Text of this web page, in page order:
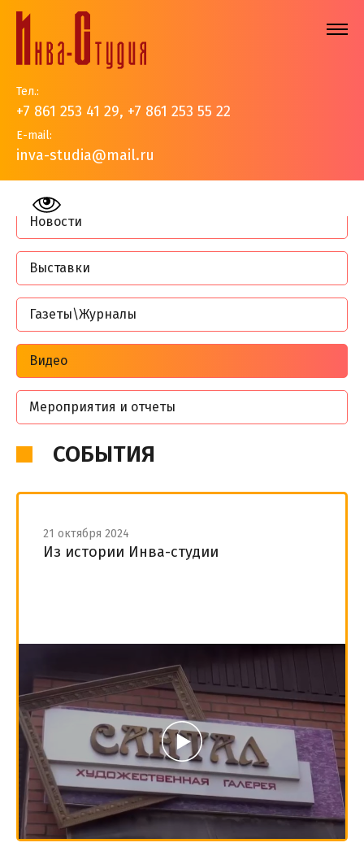
Тел.:
+7 861 253 41 29, +7 861 253 55 22
E-mail:
inva-studia@mail.ru
На главную > События
Новости
Выставки
Газеты\Журналы
Видео
Мероприятия и отчеты
СОБЫТИЯ
21 октября 2024
Из истории Инва-студии